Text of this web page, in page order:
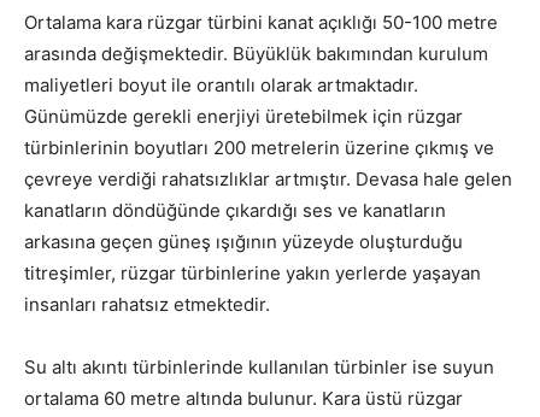
Ortalama kara rüzgar türbini kanat açıklığı 50-100 metre
arasında değişmektedir. Büyüklük bakımından kurulum
maliyetleri boyut ile orantılı olarak artmaktadır.
Günümüzde gerekli enerjiyi üretebilmek için rüzgar
türbinlerinin boyutları 200 metrelerin üzerine çıkmış ve
çevreye verdiği rahatsızlıklar artmıştır. Devasa hale gelen
kanatların döndüğünde çıkardığı ses ve kanatların
arkasına geçen güneş ışığının yüzeyde oluşturduğu
titreşimler, rüzgar türbinlerine yakın yerlerde yaşayan
insanları rahatsız etmektedir.
Su altı akıntı türbinlerinde kullanılan türbinler ise suyun
ortalama 60 metre altında bulunur. Kara üstü rüzgar